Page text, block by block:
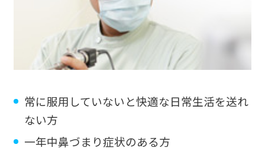
常に服用していないと快適な日常生活を送れ
ない方
一年中鼻づまり症状のある方